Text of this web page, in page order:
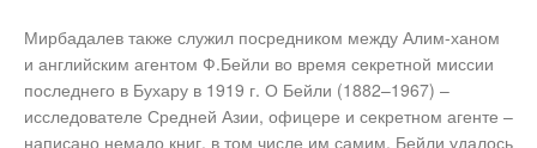
Мирбадалев также служил посредником между Алим-ханом
и английским агентом Ф.Бейли во время секретной миссии
последнего в Бухару в 1919 г. О Бейли (1882–1967) –
исследователе Средней Азии, офицере и секретном агенте –
написано немало книг, в том числе им самим. Бейли удалось